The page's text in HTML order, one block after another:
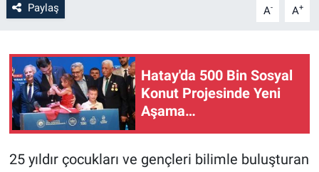
Paylaş A- A+
Hatay'da 500 Bin Sosyal
Konut Projesinde Yeni
Aşama…
25 yıldır çocukları ve gençleri bilimle buluşturan